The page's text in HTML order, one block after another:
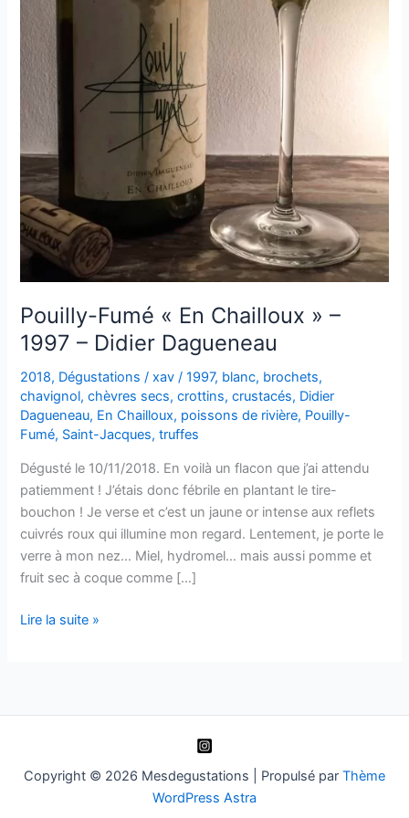
Pouilly-Fumé « En Chailloux » –
1997 – Didier Dagueneau
2018, Dégustations /xav/1997, blanc, brochets,
chavignol,chèvres secs,crottins,crustacés, Didier
Dagueneau, En Chailloux, poissons de rivière, Pouilly-
Fumé, Saint-Jacques,truffes
Dégusté le 10/11/2018. En voilà un flacon que j’ai attendu
patiemment ! J’étais donc fébrile en plantant le tire-
bouchon ! Je verse et c’est un jaune or intense aux reflets
cuivrés roux qui illumine mon regard. Lentement, je porte le
verre à mon nez… Miel, hydromel… mais aussi pomme et
fruit sec à coque comme […]
Pouilly-
Didier
Lire la suite »
Copyright © 2026 Mesdegustations | Propulsé par Thème
WordPress Astra